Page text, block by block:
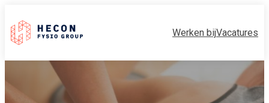
Werken bijVacatures